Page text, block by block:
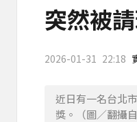
突然被
2026-01-31 22:18
近日有一名台北
獎。（圖／翻攝